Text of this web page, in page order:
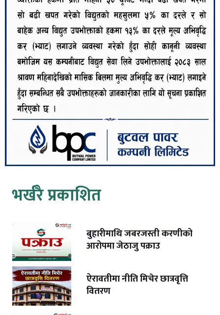
भर्खरै प्रकाशित
बुहारीमाथि जबरजस्ती करणीको
आरोपमा जेठाजु पक्राउ
ऐरावतीमा नीति मिचेर छात्रवृत्ति
वितरण